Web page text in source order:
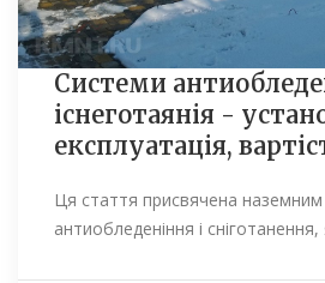
Системи
існеготаянія -
експлуатація,
Ця стаття присвячена
антиобледеніння і